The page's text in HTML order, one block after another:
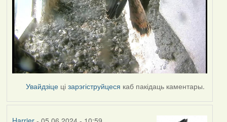
Увайдзіце цізарэгіструйцеся каб пакідаць каментары.